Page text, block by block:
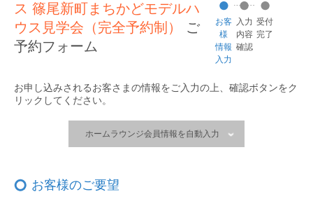
ス 篠尾新町まちかどモデルハ
ウス見学会（完全予約制）
ご
予約フォーム
お客
様
情報
入力
入力
内容
確認
受付
完了
お申し込みされるお客さまの情報をご入力の上、 確認ボタンをク
リックしてください。
ホームラウンジ会員情報を自動入力
お客様のご要望